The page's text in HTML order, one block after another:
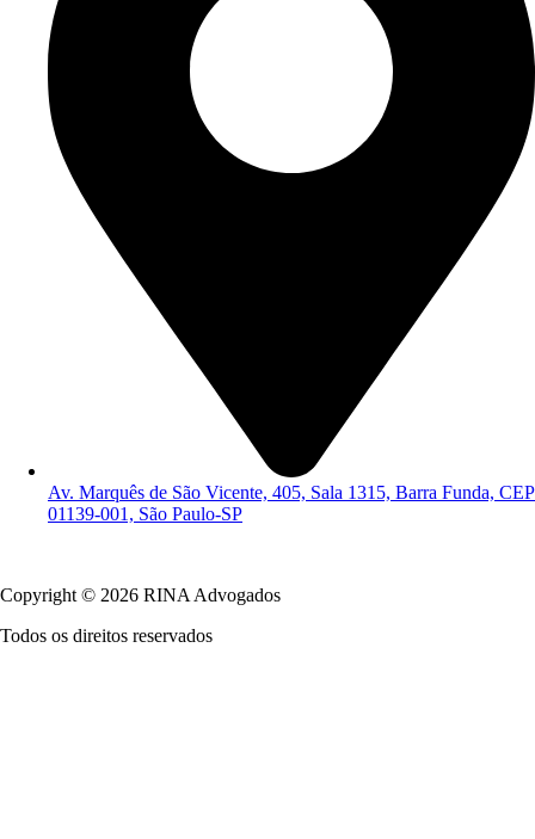
Av. Marquês de São Vicente, 405, Sala 1315, Barra Funda, CEP
01139-001, São Paulo-SP
Copyright © 2026 RINA Advogados
Todos os direitos reservados